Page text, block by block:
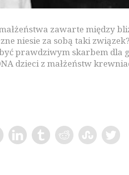
zawarte między
niesie za sobą taki
prawdziwym skarbem dla
dzieci z małżeństw